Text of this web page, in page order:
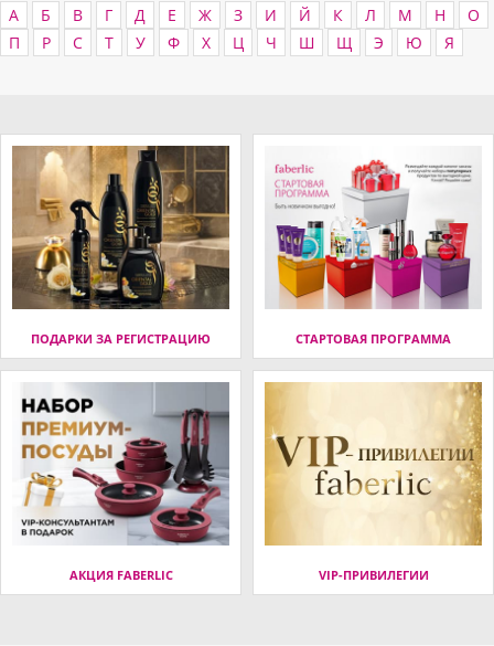
А
Б В Г Д Е Ж З И Й К Л М Н
О
П
Р С Т У Ф Х Ц Ч Ш Щ Э Ю Я
ПОДАРКИ ЗА РЕГИСТРАЦИЮ СТАРТОВАЯ ПРОГРАММА
АКЦИЯ FABERLIC VIP-ПРИВИЛЕГИИ